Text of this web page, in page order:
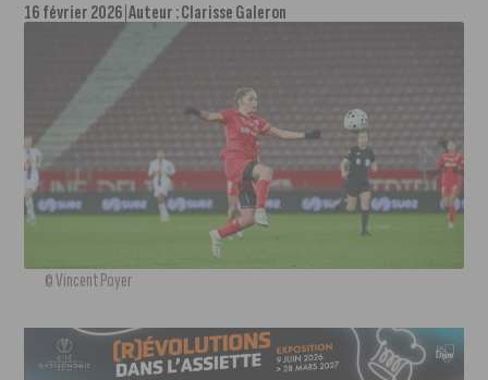
16 février 2026 Auteur :Clarisse Galeron
© Vincent Poyer